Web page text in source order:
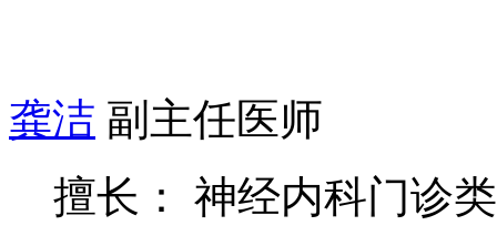
龚洁 副主任医师
擅长： 神经内科门诊